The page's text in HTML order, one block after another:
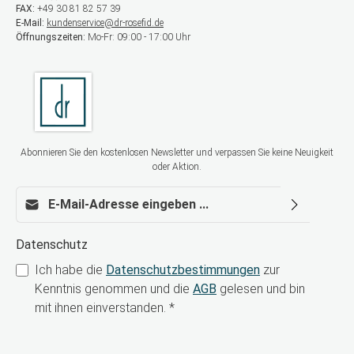
Gesichtsareale mit starkem Volumenverlust
Tiefes subkutanes Gewebe
Wirkstoffkonzentration Hochvernetzte
Hyaluronsäure (24 mg/ml) Lidocain zur lokalen
Molekularstruktur für maximale Hebekraft &
für sehr gute Gewebeverträglichkeit
Wirkungsweise Starker Volumenaufbau im
tiefen Gewebe Ausgeprägte Konturdefinition
Hohe Formstabilität und Projektion Erhöhter
Behandlungskomfort durch Lidocain
Einmalige Behandlung mit optionaler
Volumenbehandlungen Sehr gute Verträglichkeit
natürliche Ergebnisse Warum Revolax Sub-Q mit
Lidocain? Revolax Sub-Q mit Lidocain überzeugt
durch seine außergewöhnliche Hebekraft, hohe
FAX: +49 30 81 82 57 39
E-Mail: kundenservice@dr-rosefid.de
Öffnungszeiten: Mo-Fr: 09:00 - 17:00 Uhr
Abonnieren Sie den kostenlosen Newsletter und verpassen Sie keine Neuigkeit
oder Aktion.
Datenschutz
Ich habe die Datenschutzbestimmungen zur
Kenntnis genommen und die AGB gelesen und bin
mit ihnen einverstanden. *